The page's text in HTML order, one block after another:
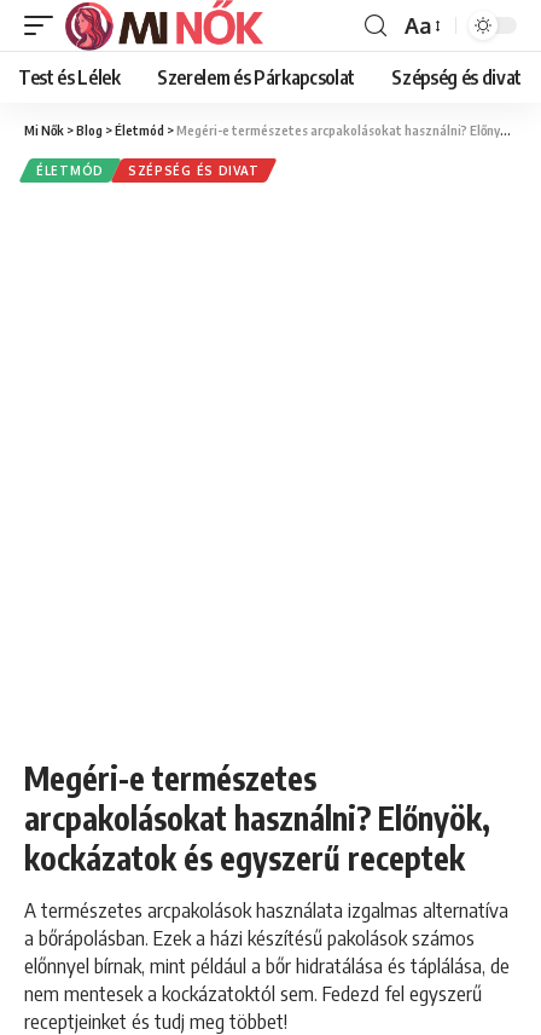
Font
Resizer
Aa
Test és Lélek Szerelem és Párkapcsolat Szépség és divat
Mi Nők >Blog >Életmód >Megéri-e természetes arcpakolásokat használni? Előnyök, kockázatok és egyszerű receptek
ÉLETMÓD SZÉPSÉG ÉS DIVAT
Megéri-e természetes
arcpakolásokat használni? Előnyök,
kockázatok és egyszerű receptek
A természetes arcpakolások használata izgalmas alternatíva
a bőrápolásban. Ezek a házi készítésű pakolások számos
előnnyel bírnak, mint például a bőr hidratálása és táplálása, de
nem mentesek a kockázatoktól sem. Fedezd fel egyszerű
receptjeinket és tudj meg többet!